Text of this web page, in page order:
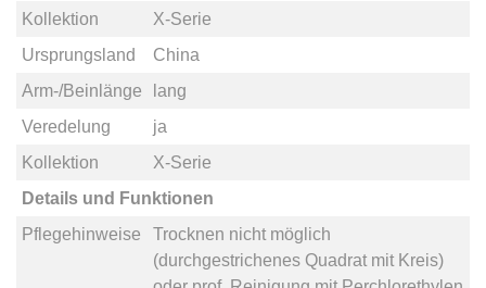
Kollektion
X-Serie
Ursprungsland
China
Arm-/Beinlänge
lang
Veredelung
ja
Kollektion
X-Serie
Details und Funktionen
Pflegehinweise
Trocknen nicht möglich
(durchgestrichenes Quadrat mit Kreis)